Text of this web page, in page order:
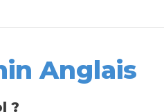
Anglais
?